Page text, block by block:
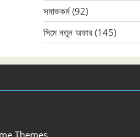
সমাজকর্ম(92)
সিমে নতুন ‍অফার (145)
Themes